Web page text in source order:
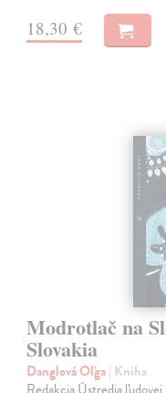
18,30 €
Modrotlač na
Slovakia
Danglová Oľga| Kniha